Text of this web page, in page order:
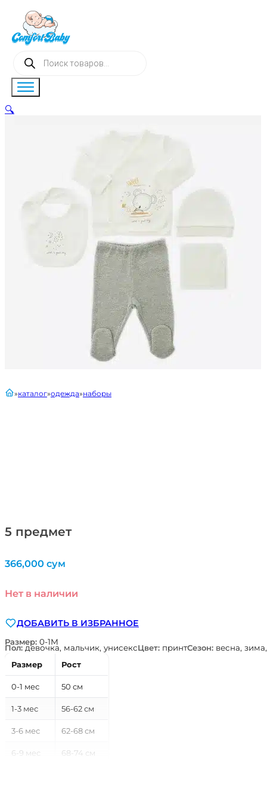
Поиск
товаров
5 предмет
главнаякаталог одежда наборы
366,000 сум
Нет в наличии
ДОБАВИТЬ В ИЗБРАННОЕ
Размер: 0-1М
Пол:девочка, мальчик, унисексЦвет: принтСезон: весна,
Размер
Рост
0-1 мес 50 см
1-3 мес 56-62 см
3-6 мес 62-68 см
6-9 мес 68-74 см
🔍